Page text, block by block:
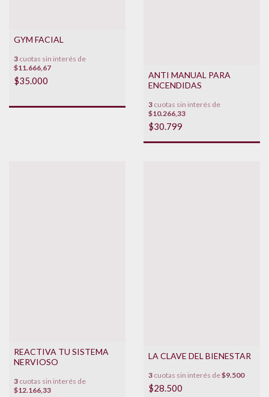
GYM FACIAL
3 cuotas sin interés de
$11.666,67
$35.000
ANTI MANUAL PARA
ENCENDIDAS
3 cuotas sin interés de
$10.266,33
$30.799
REACTIVA TU SISTEMA
NERVIOSO
3 cuotas sin interés de
$12.166,33
LA CLAVE DEL BIENESTAR
3 cuotas sin interés de$9.500
$28.500